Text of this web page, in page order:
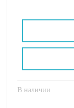
В наличии